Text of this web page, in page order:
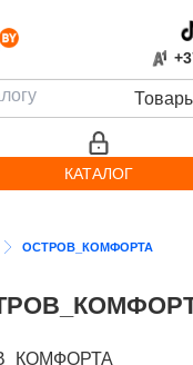
КАТАЛОГ
ОСТРОВ_КОМФОРТА